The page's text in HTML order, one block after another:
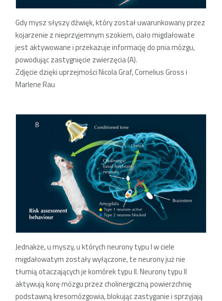
Gdy mysz słyszy dźwięk, który został uwarunkowany przez
kojarzenie z nieprzyjemnym szokiem, ciało migdałowate
jest aktywowane i przekazuje informację do pnia mózgu,
powodując zastygnięcie zwierzęcia (A).
Zdjęcie dzięki uprzejmości Nicola Graf, Cornelius Gross i
Marlene Rau
Jednakże, u myszy, u których neurony typu I w ciele
migdałowatym zostały wyłączone, te neurony już nie
tłumią otaczających je komórek typu II. Neurony typu II
aktywują korę mózgu przez cholinergiczną powierzchnię
podstawną kresomózgowia, blokując zastyganie i sprzyjają